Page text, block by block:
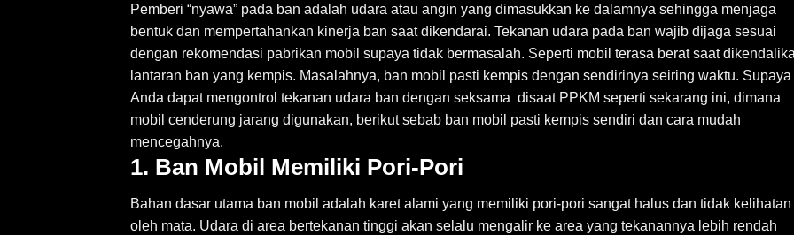
Pemberi “nyawa” pada ban adalah udara atau angin yang dimasukkan ke dalamnya sehingga menjaga
bentuk dan mempertahankan kinerja ban saat dikendarai. Tekanan udara pada ban wajib dijaga sesuai
dengan rekomendasi pabrikan mobil supaya tidak bermasalah. Seperti mobil terasa berat saat
lantaran ban yang kempis. Masalahnya, ban mobil pasti kempis dengan sendirinya seiring waktu. Supaya
Anda dapat mengontrol tekanan udara ban dengan seksama disaat PPKM seperti sekarang ini, dimana
mobil cenderung jarang digunakan, berikut sebab ban mobil pasti kempis sendiri dan cara mudah
mencegahnya.
1. Ban Mobil Memiliki Pori-Pori
Bahan dasar utama ban mobil adalah karet alami yang memiliki pori-pori sangat halus dan tidak kelihatan
oleh mata. Udara di area bertekanan tinggi akan selalu mengalir ke area yang tekanannya lebih rendah